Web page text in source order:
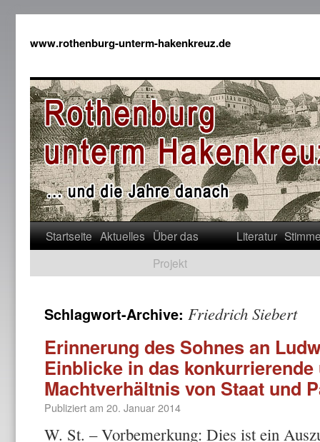
www.rothenburg-unterm-hakenkreuz.de
Startseite Aktuelles Über das
Projekt
Literatur
Schlagwort-Archive: Friedrich Siebert
Erinnerung des Sohnes an
Einblicke in das
Machtverhältnis von Staat und
Publiziert am 20. Januar 2014
W. St. – Vorbemerkung: Dies ist ein